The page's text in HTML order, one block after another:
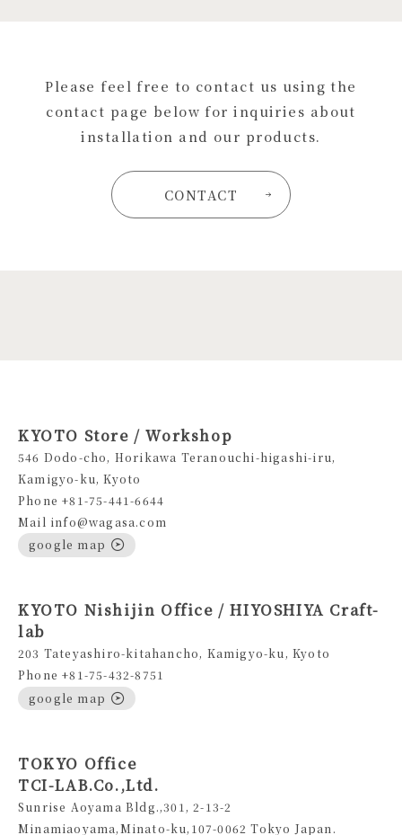
Please feel free to contact us using the
contact page below for inquiries about
installation and our products.
CONTACT
KYOTO Store / Workshop
546 Dodo-cho, Horikawa Teranouchi-higashi-iru,
Kamigyo-ku, Kyoto
Phone +81-75-441-6644
Mail info@wagasa.com
google map
KYOTO Nishijin Office / HIYOSHIYA Craft-
lab
203 Tateyashiro-kitahancho, Kamigyo-ku, Kyoto
Phone +81-75-432-8751
google map
TOKYO Office
TCI-LAB.Co.,Ltd.
Sunrise Aoyama Bldg.,301, 2-13-2
Minamiaoyama,Minato-ku,107-0062 Tokyo Japan.